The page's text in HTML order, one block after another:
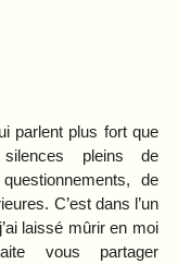
parlent plus fort que
pleins de
de
C’est dans l’un
laissé mûrir en moi
vous partager